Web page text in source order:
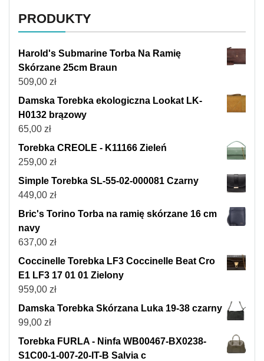
PRODUKTY
Harold's Submarine Torba Na Ramię
Skórzane 25cm Braun
509,00 zł
Damska Torebka ekologiczna Lookat LK-
H0132 brązowy
65,00 zł
Torebka CREOLE - K11166 Zieleń
259,00 zł
Simple Torebka SL-55-02-000081 Czarny
449,00 zł
Bric's Torino Torba na ramię skórzane 16 cm
navy
637,00 zł
Coccinelle Torebka LF3 Coccinelle Beat Cro
E1 LF3 17 01 01 Zielony
959,00 zł
Damska Torebka Skórzana Luka 19-38 czarny
99,00 zł
Torebka FURLA - Ninfa WB00467-BX0238-
S1C00-1-007-20-IT-B Salvia c